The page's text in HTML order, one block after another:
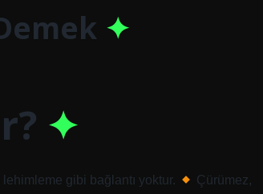
gibi bağlantı yoktur.
Çürümez,